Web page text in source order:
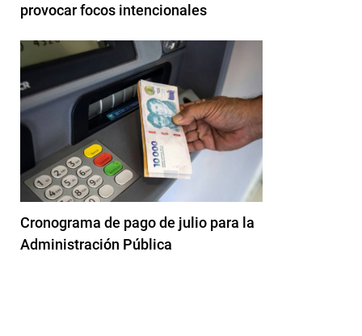
provocar focos intencionales
Cronograma de pago de julio para la
Administración Pública